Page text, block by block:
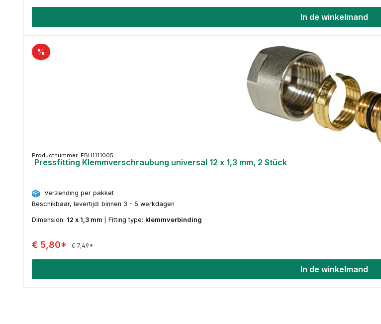
In de winkelmand
%
Productnummer: FBH1111005
Pressfitting Klemmverschraubung universal 12 x 1,3 mm, 2 Stück
Verzending per pakket
Beschikbaar, levertijd: binnen 3 - 5 werkdagen
Dimension: 12 x 1,3 mm Fitting type: klemmverbinding
€ 5,80* € 7,49*
In de winkelmand